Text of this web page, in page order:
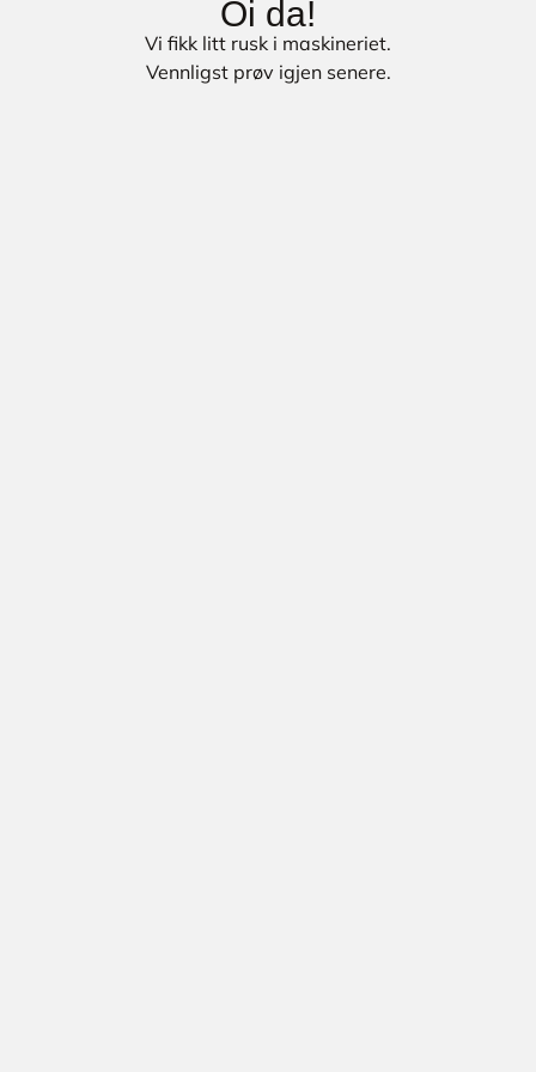
Oi da!
Vi fikk litt rusk i maskineriet.
Vennligst prøv igjen senere.